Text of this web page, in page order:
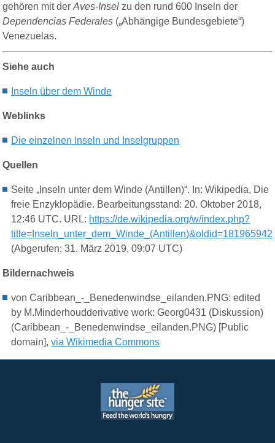
gehören mit derAves-Insel zu den rund 600 Inseln der
Dependencias Federales („Abhängige Bundesgebiete“)
Venezuelas.
Siehe auch
Inseln über dem Winde
Weblinks
Die einzelnen Inseln und Inselgruppen
Quellen
Seite „Inseln unter dem Winde (Antillen)“. In: Wikipedia, Die
freie Enzyklopädie. Bearbeitungsstand: 20. Oktober 2018,
12:46 UTC. URL: https://de.wikipedia.org/w/index.php?
title=Inseln_unter_dem_Winde_(Antillen)&oldid=181965942
(Abgerufen: 31. März 2019, 09:07 UTC)
Bildernachweis
von Caribbean_-_Benedenwindse_eilanden.PNG: edited
by M.Minderhoudderivative work: Georg0431 (Diskussion)
(Caribbean_-_Benedenwindse_eilanden.PNG) [Public
domain],via Wikimedia Commons